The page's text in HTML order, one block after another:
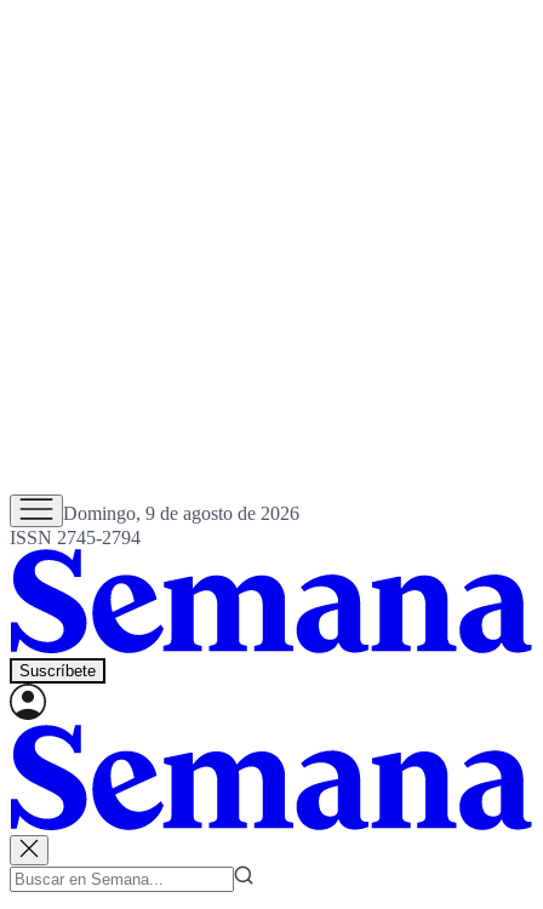
Domingo, 9 de agosto de 2026
ISSN 2745-2794
Suscríbete